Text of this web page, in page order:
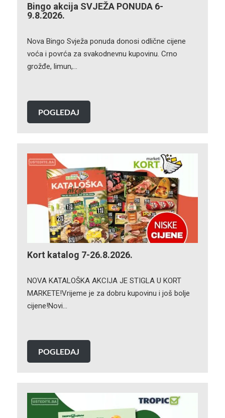
Bingo akcija SVJEŽA PONUDA 6-
9.8.2026.
Nova Bingo Svježa ponuda donosi odlične cijene
voća i povrća za svakodnevnu kupovinu. Crno
grožđe, limun,…
POGLEDAJ
Kort katalog 7-26.8.2026.
NOVA KATALOŠKA AKCIJA JE STIGLA U KORT
MARKETE!Vrijeme je za dobru kupovinu i još bolje
cijene!Novi…
POGLEDAJ